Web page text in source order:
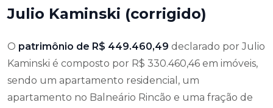
Julio Kaminski (corrigido)
O patrimônio de R$ 449.460,49 declarado por Julio
Kaminski é composto por R$ 330.460,46 em imóveis,
sendo um apartamento residencial, um
apartamento no Balneário Rincão e uma fração de